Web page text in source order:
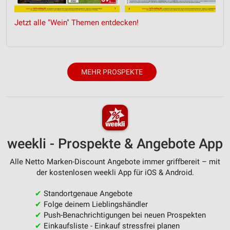
Jetzt alle "Wein" Themen entdecken!
MEHR PROSPEKTE
weekli - Prospekte & Angebote App
Alle Netto Marken-Discount Angebote immer griffbereit – mit
der kostenlosen weekli App für iOS & Android.
✔ Standortgenaue Angebote
✔ Folge deinem Lieblingshändler
✔ Push-Benachrichtigungen bei neuen Prospekten
✔ Einkaufsliste - Einkauf stressfrei planen
Quellen
Entwicklung und Verbesserung der Angebote
Geräte anhand von aktiv angeforderten
Informationen identifizieren
Nicht-IAB-Verarbeitungszwecke:
Performance
Funktional
Werbung